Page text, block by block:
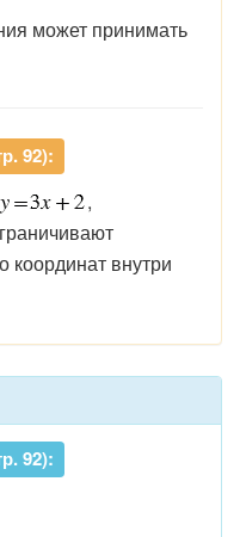
может принимать
92):
,
координат внутри
92):